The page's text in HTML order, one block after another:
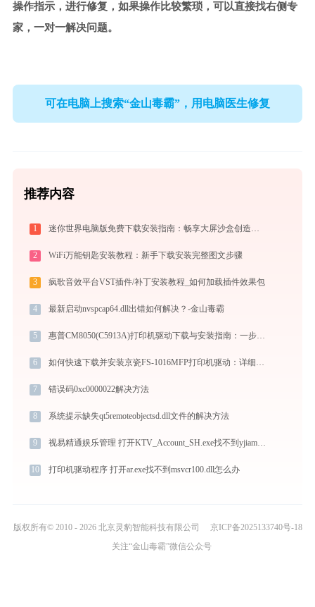
操作指示，进行修复，如果操作比较繁琐，可以直接找右侧专
家，一对一解决问题。
可在电脑上搜索“金山毒霸”，用电脑医生修复
推荐内容
1 迷你世界电脑版免费下载安装指南：畅享大屏沙盒创造与联机乐趣
2 WiFi万能钥匙安装教程：新手下载安装完整图文步骤
3 疯歌音效平台VST插件/补丁安装教程_如何加载插件效果包
4 最新启动nvspcap64.dll出错如何解决？-金山毒霸
5 惠普CM8050(C5913A)打印机驱动下载与安装指南：一步步教您操作
6 如何快速下载并安装京瓷FS-1016MFP打印机驱动：详细步骤解析
7 错误码0xc0000022解决方法
8 系统提示缺失qt5remoteobjectsd.dll文件的解决方法
9 视易精通娱乐管理 打开KTV_Account_SH.exe找不到yjiamif.dll怎么办
10 打印机驱动程序 打开ar.exe找不到msvcr100.dll怎么办
版权所有© 2010 - 2026 北京灵豹智能科技有限公司
京ICP备2025133740号-18
关注“金山毒霸”微信公众号